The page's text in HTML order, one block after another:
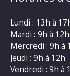
Lundi : 13h à
Mardi : 9h à
Mercredi : 9h à
Jeudi : 9h à 12h
Vendredi : 9h à